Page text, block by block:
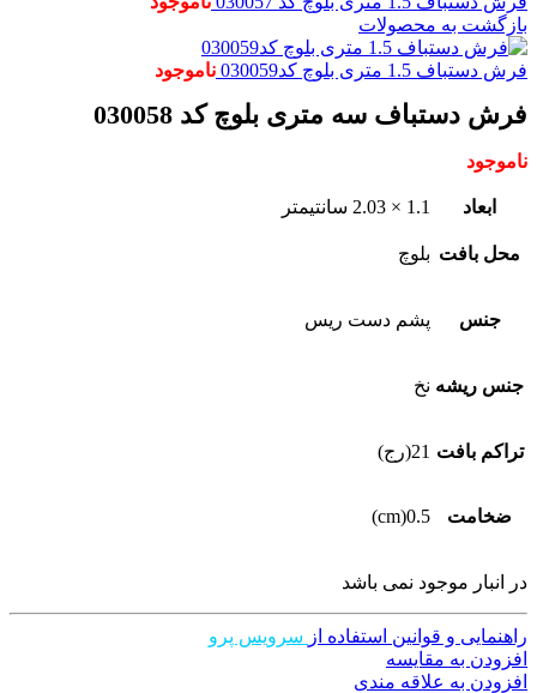
بازگشت به محصولات
فرش دستباف 1.5 متری بلوچ کد030059 ناموجود
فرش دستباف سه متری بلوچ کد 030058
ناموجود
ابعاد 1.1 × 2.03 سانتیمتر
محل بافت بلوچ
جنس پشم دست ریس
جنس ریشه نخ
تراکم بافت 21(رج)
ضخامت 0.5(cm)
در انبار موجود نمی باشد
راهنمایی و قوانین استفاده از سرویس پرو
افزودن به مقایسه
افزودن به علاقه مندی